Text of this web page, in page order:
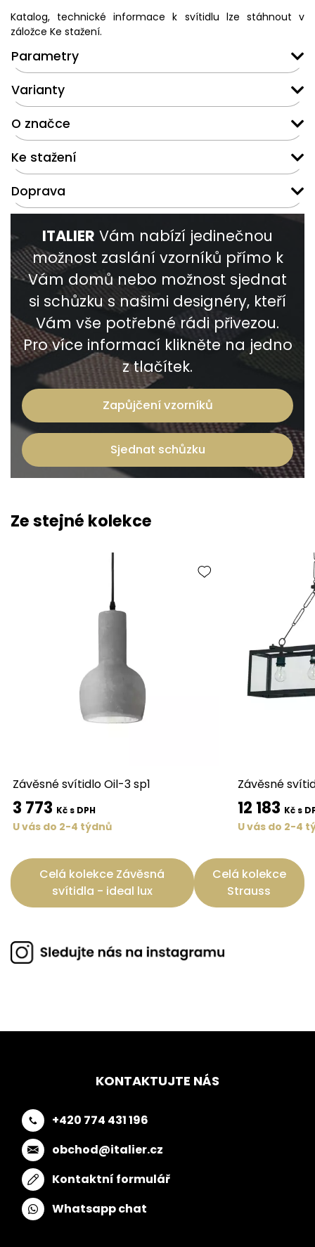
Katalog, technické informace k svítidlu lze stáhnout v
záložce Ke stažení.
Parametry
Varianty
O značce
Ke stažení
Doprava
ITALIER Vám nabízí jedinečnou
možnost zaslání vzorníků přímo k
Vám domů nebo možnost sjednat
si schůzku s našimi designéry, kteří
Vám vše potřebné rádi přivezou.
Pro více informací klikněte na jedno
z tlačítek.
Zapůjčení vzorníků
Sjednat schůzku
Ze stejné kolekce
Závěsné svítidlo Oil-3 sp1
3 773 Kč s DPH
U vás do 2-4 týdnů
Závěsné
12 183 Kč s
U vás do 2-4
Celá kolekce Závěsná
svítidla - ideal lux
Celá kolekce
Strauss
KONTAKTUJTE NÁS
+420 774 431 196
obchod@italier.cz
Kontaktní formulář
Whatsapp chat